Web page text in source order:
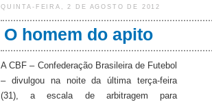
QUINTA-FEIRA, 2 DE AGOSTO DE 2012
O homem do apito
A CBF – Confederação Brasileira de Futebol
– divulgou na noite da última terça-feira
(31), a escala de arbitragem para